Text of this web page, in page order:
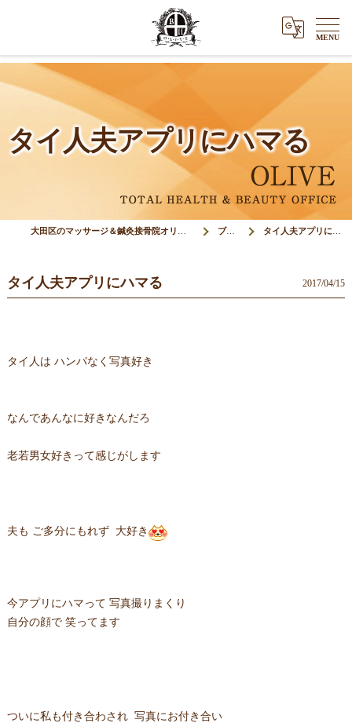
タイ人夫アプリにハマる
ブログ タイ人夫アプリにハマる
タイ人夫アプリにハマる 2017/04/15
タイ人は ハンパなく写真好き
なんであんなに好きなんだろ
老若男女好きって感じがします
夫も ご多分にもれず 大好き
今アプリにハマって 写真撮りまくり
自分の顔で 笑ってます
ついに私も付き合わされ 写真にお付き合い